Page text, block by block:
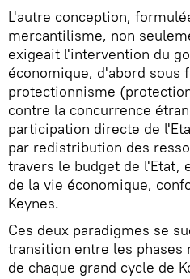
L'autre conception,
mercantilisme, non
exigeait l'intervention du
économique, d'abord sous
protectionnisme
contre la concurrence
participation directe de
par redistribution des
travers le budget de l'Etat,
de la vie économique,
Keynes.
Ces deux paradigmes se
transition entre les phases
de chaque grand cycle de